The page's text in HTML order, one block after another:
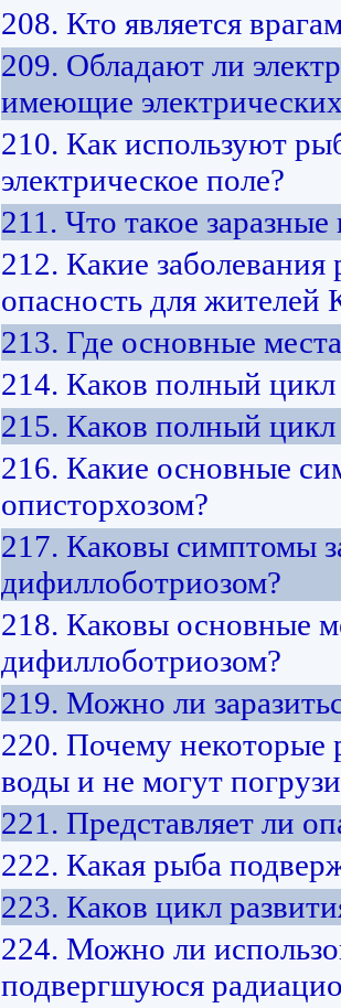
208. Кто является
209. Обладают ли
имеющие
210. Как используют
электрическое поле?
211. Что такое
212. Какие
опасность для жителей
213. Где основные
214. Каков полный цикл
215. Каков полный цикл
216. Какие основные
описторхозом?
217. Каковы симптомы
дифиллоботриозом?
218. Каковы основные
дифиллоботриозом?
219. Можно ли
220. Почему некоторые
воды и не могут
221. Представляет ли
222. Какая рыба
223. Каков цикл
224. Можно ли
подвергшуюся